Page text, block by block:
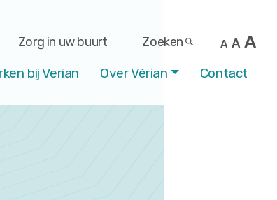
Zorg in uw buurt Zoeken A A A
bij Verian Over Vérian Contact